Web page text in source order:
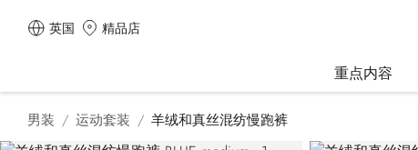
英国 精品店
重点内容
男装 运动套装 羊绒和真丝混纺慢跑裤